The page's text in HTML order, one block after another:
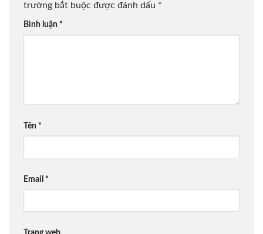
trường bắt buộc được đánh dấu *
Bình luận *
Tên *
Email *